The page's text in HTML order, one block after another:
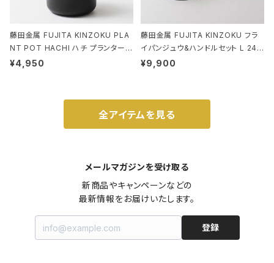
藤田金属 FUJITA KINZOKU PLA
NT POT HACHI ハチ プランターポ
ット 3号 ブラック
¥4,950
藤田金属 FUJITA KINZOKU フラ
イパンジュウ&ハンドルセット L 24c
m ガス火・IH対応 鉄フライパン ウォ
¥9,900
全アイテムを見る
メールマガジンを受け取る
新商品やキャンペーンなどの
最新情報をお届けいたします。
登録